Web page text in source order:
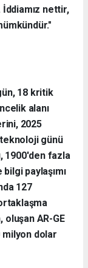
nettir,
18 kritik
alanı
2025
günü
1900'den fazla
bilgi paylaşımı
127
AR-GE
dolar